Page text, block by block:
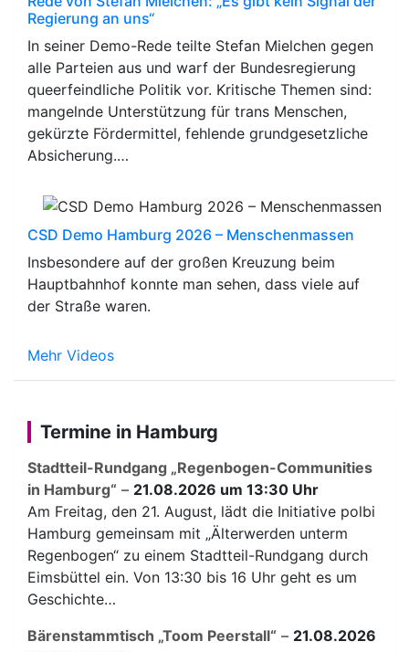
Regierung an uns“
In seiner Demo-Rede teilte Stefan Mielchen gegen
alle Parteien aus und warf der Bundesregierung
queerfeindliche Politik vor. Kritische Themen sind:
mangelnde Unterstützung für trans Menschen,
gekürzte Fördermittel, fehlende grundgesetzliche
Absicherung.…
CSD Demo Hamburg 2026 – Menschenmassen
Insbesondere auf der großen Kreuzung beim
Hauptbahnhof konnte man sehen, dass viele auf
der Straße waren.
Mehr Videos
Termine in Hamburg
Stadtteil-Rundgang „Regenbogen-Communities
in Hamburg“ – 21.08.2026 um 13:30 Uhr
Am Freitag, den 21. August, lädt die Initiative polbi
Hamburg gemeinsam mit „Älterwerden unterm
Regenbogen“ zu einem Stadtteil-Rundgang durch
Eimsbüttel ein. Von 13:30 bis 16 Uhr geht es um
Geschichte…
Bärenstammtisch „Toom Peerstall“ – 21.08.2026